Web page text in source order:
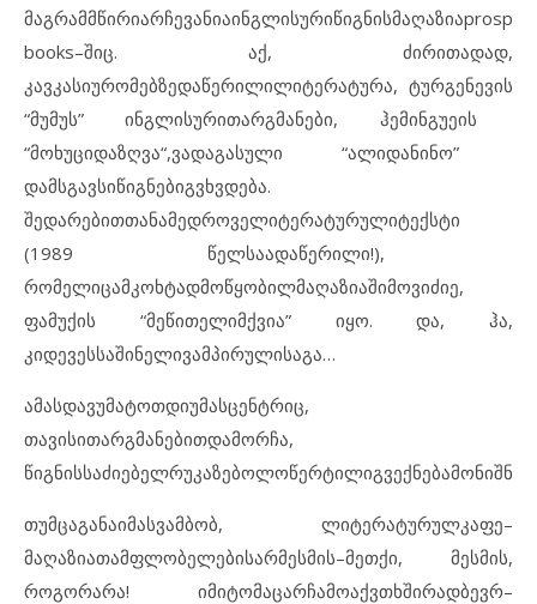
მაგრამმწირიარჩევანიაინგლისურიწიგნისმაღაზია
books–შიც. აქ, ძირითადად,
კავკასიურომებზედაწერილილიტერატურა, ტურგენევის
“მუმუს”ინგლისურითარგმანები, ჰემინგუეის
“მოხუციდაზღვა“,ვადაგასული “ალიდანინო”
დამსგავსიწიგნებიგვხვდება.
შედარებითთანამედროველიტერატურულიტექსტი
(1989 წელსაადაწერილი!),
რომელიცამკოხტადმოწყობილმაღაზიაშიმოვიძიე,
ფამუქის “მეწითელიმქვია” იყო.და, ჰა,
კიდევესსაშინელივამპირულისაგა…
ამასდავუმატოთდიუმასცენტრიც,
თავისითარგმანებითდამორჩა,
წიგნისსაძიებელრუკაზებოლოწერტილიგვექნება
თუმცაგანაიმასვამბობ, ლიტერატურულკაფე–
მაღაზიათამფლობელებისარმესმის–მეთქი, მესმის,
როგორარა! იმიტომაცარჩამოაქვთხშირადბევრ–